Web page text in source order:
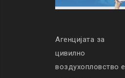
Агенцијата за
цивилно
воздухопловство е